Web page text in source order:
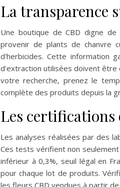
La transparence
Une boutique de CBD digne
provenir de plants de chanvre
d'herbicides. Cette information
d'extraction utilisées doivent être
votre recherche, prenez le
complète des produits depuis la
Les certifications
Les analyses réalisées par des
Ces tests vérifient non
inférieur à 0,3%, seuil légal en
pour chaque lot de produits.